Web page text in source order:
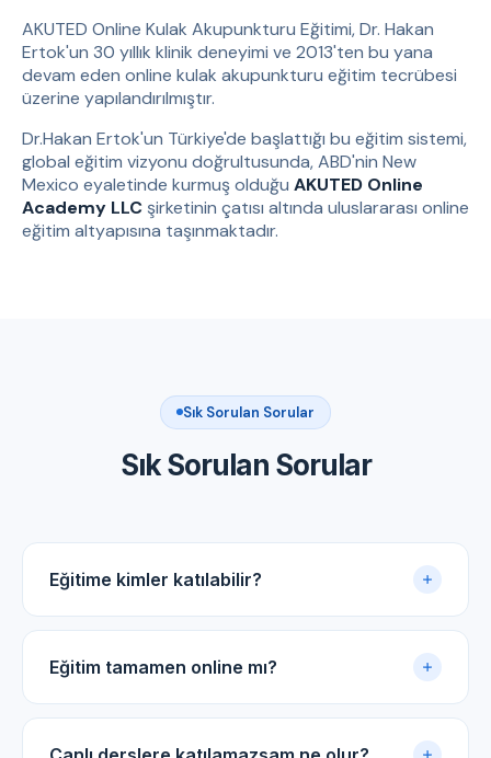
AKUTED Online Kulak Akupunkturu Eğitimi, Dr. Hakan
Ertok'un 30 yıllık klinik deneyimi ve 2013'ten bu yana
devam eden online kulak akupunkturu eğitim tecrübesi
üzerine yapılandırılmıştır.
Dr.Hakan Ertok'un Türkiye'de başlattığı bu eğitim sistemi,
global eğitim vizyonu doğrultusunda, ABD'nin New
Mexico eyaletinde kurmuş olduğu AKUTED Online
Academy LLC şirketinin çatısı altında uluslararası online
eğitim altyapısına taşınmaktadır.
Sık Sorulan Sorular
Sık Sorulan Sorular
Eğitime kimler katılabilir?
Akupunktur uygulama sertifikasına sahip tüm tıp
doktorları ve diş hekimleri için uygundur.
Eğitim tamamen online mı?
Evet. Eğitim online panel üzerinden yürütülür. Canlı
dersler, kayıtlı video arşivi ve PDF ders notlarıyla